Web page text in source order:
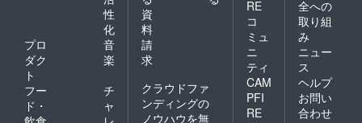
性
化
プロ
ダク
ト
音
楽
フー
ド・
チ
ャ
資
料
請
求
クラウドファ
ンディングの
ノウハウを無
RE
コ
ミュ
ニ
ティ
CAM
PFI
RE
全への
取り組
み
ニュー
ス
ヘルプ
お問い
合わせ